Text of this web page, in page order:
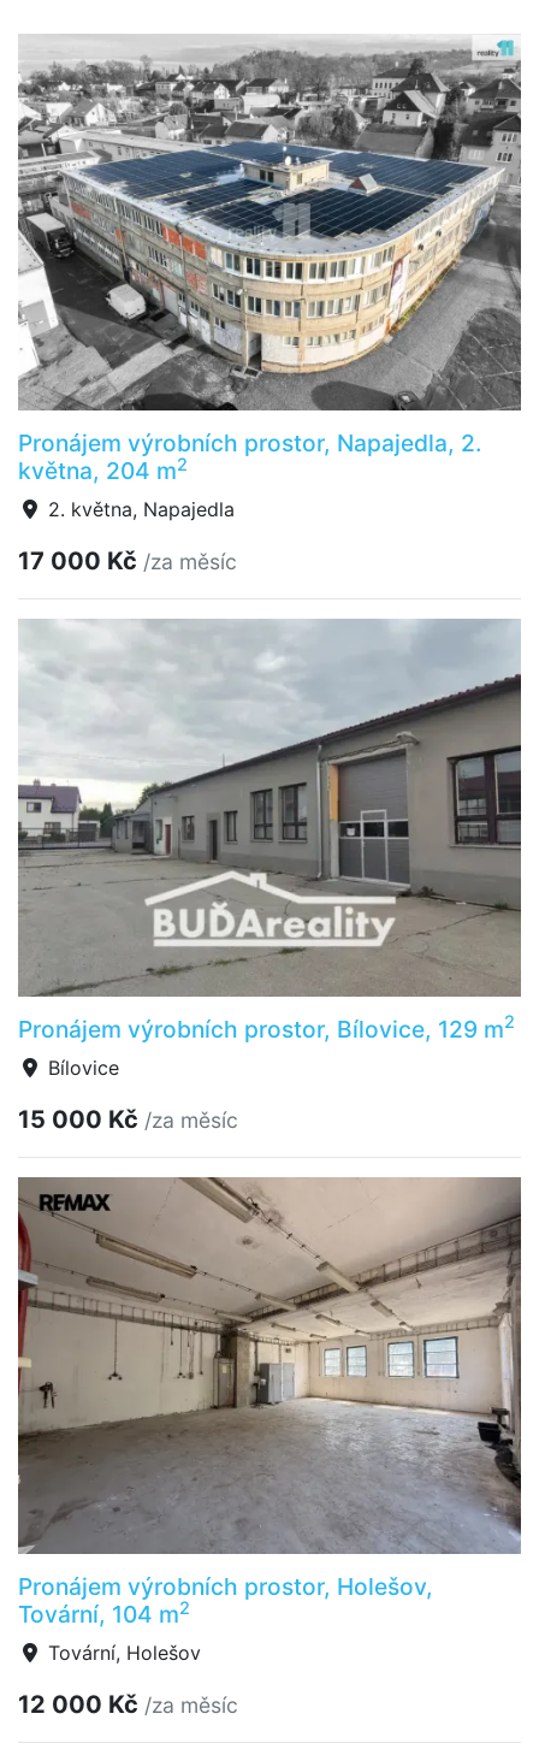
Pronájem výrobních prostor, Napajedla, 2.
května, 204 m2
2. května, Napajedla
17 000 Kč /za měsíc
Pronájem výrobních prostor, Bílovice, 129 m2
Bílovice
15 000 Kč /za měsíc
Pronájem výrobních prostor, Holešov,
Tovární, 104 m2
Tovární, Holešov
12 000 Kč /za měsíc